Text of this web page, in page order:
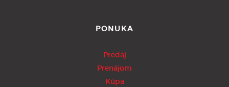
PONUKA
Predaj
Prenájom
Kúpa